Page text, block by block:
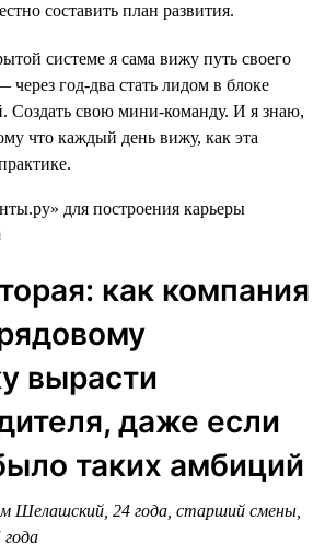
составить план развития.
системе я сама вижу путь своего
год-два стать лидом в блоке
Создать свою мини-команду. И я знаю,
что каждый день вижу, как эта
как компания
вырасти
даже если
таких амбиций
Шелашский, 24 года, старший смены,